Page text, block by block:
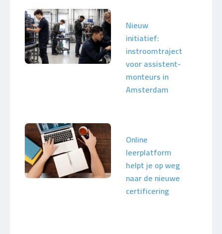
Nieuw
initiatief:
instroomtraject
voor assistent-
monteurs in
Amsterdam
Online
leerplatform
helpt je op weg
naar de nieuwe
certificering